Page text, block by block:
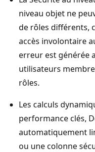
niveau objet ne
de rôles différents,
accès involontaire
erreur est générée
utilisateurs
rôles.
Les calculs
performance clés,
automatiquement
ou une colonne